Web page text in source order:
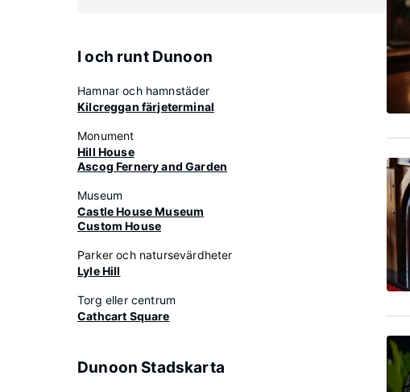
I och runt Dunoon
Hamnar och hamnstäder
Kilcreggan färjeterminal
Monument
Hill House
Ascog Fernery and Garden
Museum
Castle House Museum
Custom House
Parker och natursevärdheter
Lyle Hill
Torg eller centrum
Cathcart Square
Dunoon Stadskarta